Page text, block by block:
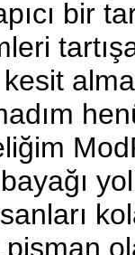
bir
kesit
pişman